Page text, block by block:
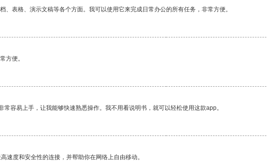
、表格、演示文稿等各个方面。我可以使用它来完成日常办公的所有任务，非常方便。
方便。
容易上手，让我能够快速熟悉操作。我不用看说明书，就可以轻松使用这款app。
速度和安全性的连接，并帮助你在网络上自由移动。